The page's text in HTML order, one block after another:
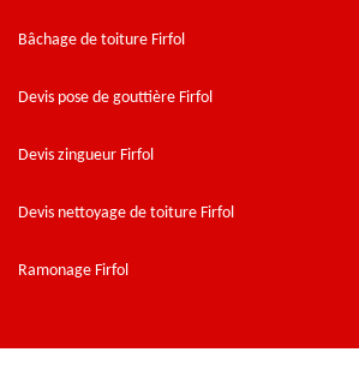
Bâchage de toiture Firfol
Devis pose de gouttière Firfol
Devis zingueur Firfol
Devis nettoyage de toiture Firfol
Ramonage Firfol